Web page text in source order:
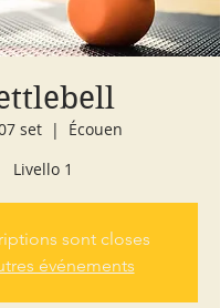
set
  |
Écouen
Livello 1
sont closes
événements